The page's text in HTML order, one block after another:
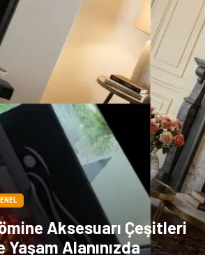
Aksesuarı Çeşitleri
Yaşam Alanınızda